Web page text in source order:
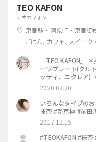
TEO KAFON
テオカフォン
京都駅・河原町・京都御
ごはん, カフェ, スイーツ
「TEO KAFON」
ーツプレート(タル
ッティ、エクレア)
三昧出来て大満足
たのですが、娘一
プチことりっぷ京
2020.02.20
いろんなタイプの
抹茶 #新京極 #前田
2017.12.15
#TEOKAFON #抹